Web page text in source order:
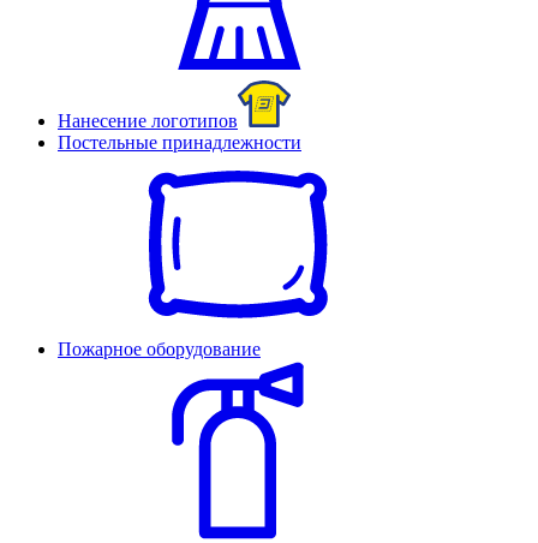
Нанесение логотипов
Постельные принадлежности
Пожарное оборудование